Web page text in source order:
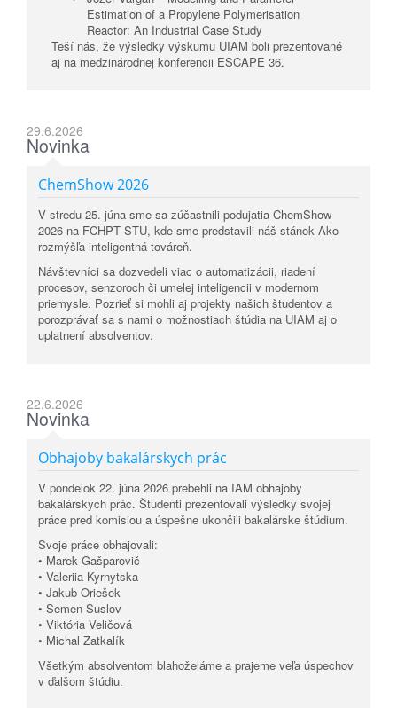
Estimation of a Propylene Polymerisation
Reactor: An Industrial Case Study
Teší nás, že výsledky výskumu UIAM boli prezentované
aj na medzinárodnej konferencii ESCAPE 36.
29.6.2026
Novinka
ChemShow 2026
V stredu 25. júna sme sa zúčastnili podujatia ChemShow
2026 na FCHPT STU, kde sme predstavili náš stánok Ako
rozmýšľa inteligentná továreň.
Návštevníci sa dozvedeli viac o automatizácii, riadení
procesov, senzoroch či umelej inteligencii v modernom
priemysle. Pozrieť si mohli aj projekty našich študentov a
porozprávať sa s nami o možnostiach štúdia na UIAM aj o
uplatnení absolventov.
22.6.2026
Novinka
Obhajoby bakalárskych prác
V pondelok 22. júna 2026 prebehli na IAM obhajoby
bakalárskych prác. Študenti prezentovali výsledky svojej
práce pred komisiou a úspešne ukončili bakalárske štúdium.
Svoje práce obhajovali:
• Marek Gašparovič
• Valeriia Kyrnytska
• Jakub Oriešek
• Semen Suslov
• Viktória Veličová
• Michal Zatkalík
Všetkým absolventom blahoželáme a prajeme veľa úspechov
v ďalšom štúdiu.